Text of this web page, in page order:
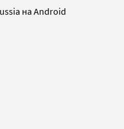
на Android